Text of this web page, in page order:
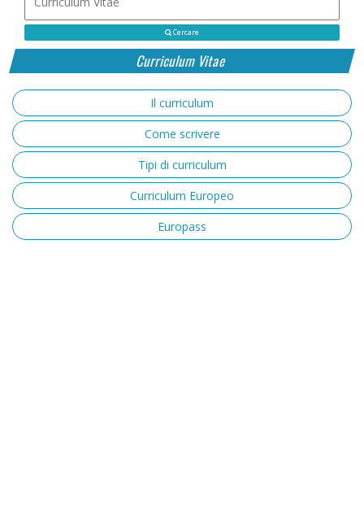
Cercare
Curriculum Vitae
Il curriculum
Come scrivere
Tipi di curriculum
Curriculum Europeo
Europass